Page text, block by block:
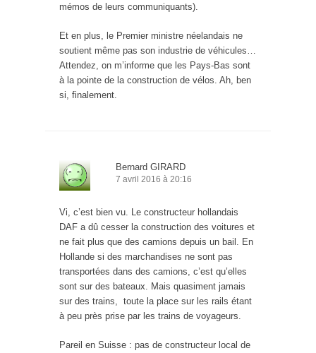
mémos de leurs communiquants).
Et en plus, le Premier ministre néelandais ne
soutient même pas son industrie de véhicules…
Attendez, on m’informe que les Pays-Bas sont
à la pointe de la construction de vélos. Ah, ben
si, finalement.
Bernard GIRARD
7 avril 2016 à 20:16
Vi, c’est bien vu. Le constructeur hollandais
DAF a dû cesser la construction des voitures et
ne fait plus que des camions depuis un bail. En
Hollande si des marchandises ne sont pas
transportées dans des camions, c’est qu’elles
sont sur des bateaux. Mais quasiment jamais
sur des trains, toute la place sur les rails étant
à peu près prise par les trains de voyageurs.
Pareil en Suisse : pas de constructeur local de